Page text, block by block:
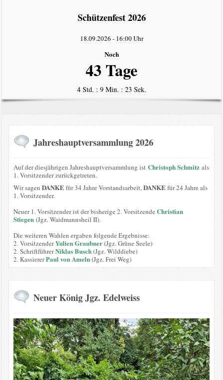
Schützenfest 2026
18.09.2026 - 16:00 Uhr
Noch
43 Tage
4 Std. : 9 Min. : 22 Sek.
Jahreshauptversammlung 2026
Auf der diesjährigen Jahreshauptversammlung ist Christoph Schmitzals
1. Vorsitzender zurückgetreten.
Wir sagen DANKEfür 34 Jahre Vorstandsarbeit,DANKEfür 24 Jahre als
1. Vorsitzender.
Neuer 1. Vorsitzender ist der bisherige 2. Vorsitzende Christian
Stiegen (Jgz. Waidmannsheil II).
Die weiteren Wahlen ergaben folgende Ergebnisse:
2. VorsitzenderYulien Graubner(Jgz. Grüne Seele)
2. SchriftführerNiklas Busch(Jgz. Wilddiebe)
2. KassiererPaul von Ameln(Jgz. Frei Weg)
Neuer König Jgz. Edelweiss